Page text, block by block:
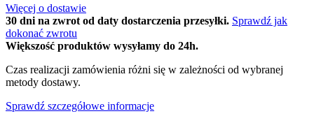
Więcej o dostawie
30 dni na zwrot od daty dostarczenia przesyłki. Sprawdź jak
dokonać zwrotu
Większość produktów wysyłamy do 24h.
Czas realizacji zamówienia różni się w zależności od wybranej
metody dostawy.
Sprawdź szczegółowe informacje